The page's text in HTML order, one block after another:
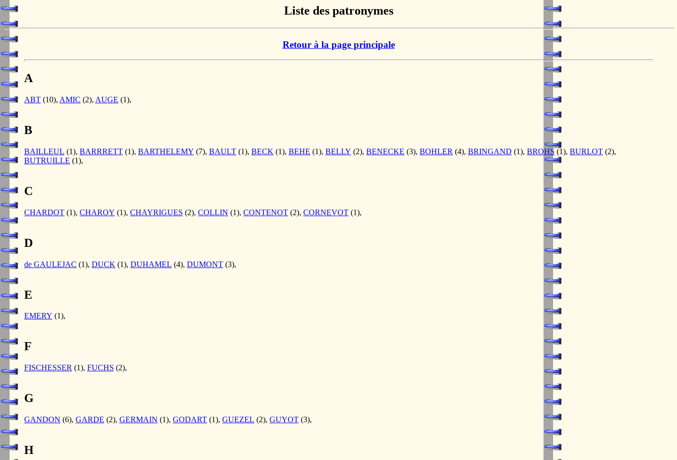
Liste des patronymes
Retour à la page principale
A
ABT (10), AMIC (2), AUGE (1),
B
BAILLEUL (1), BARRRETT (1), BARTHELEMY (7), BAULT (1), BECK (1), BEHE (1), BELLY (2), BENECKE (3), BOHLER (4), BRINGAND (1), BROHS (1), BURLOT (2),
BUTRUILLE (1),
C
CHARDOT (1), CHAROY (1), CHAYRIGUES (2), COLLIN (1), CONTENOT (2), CORNEVOT (1),
D
de GAULEJAC (1), DUCK (1), DUHAMEL (4), DUMONT (3),
E
EMERY (1),
F
FISCHESSER (1), FUCHS (2),
G
GANDON (6), GARDE (2), GERMAIN (1), GODART (1), GUEZEL (2), GUYOT (3),
H